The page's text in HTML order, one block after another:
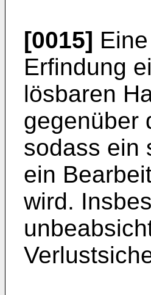
[0015]
Erfindung
lösbaren
gegenüber
sodass ein
ein
wird.